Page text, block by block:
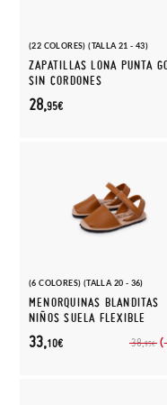
(22 COLORES) (TALLA 21 - 43)
ZAPATILLAS LONA PUNTA
SIN CORDONES
28,95€
(6 COLORES) (TALLA 20 - 36)
MENORQUINAS BLANDITAS
NIÑOS SUELA FLEXIBLE
38,95€
33,10€